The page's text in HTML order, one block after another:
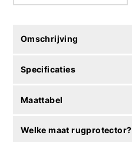
Omschrijving
Specificaties
Maattabel
Welke maat rugprotector?